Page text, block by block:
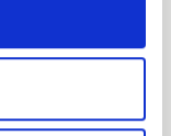
fabric?